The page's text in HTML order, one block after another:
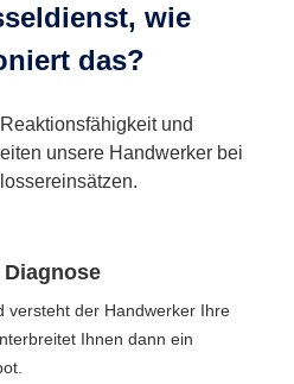
wie
das?
und
unsere Handwerker bei
versteht der Handwerker Ihre
Ihnen dann ein